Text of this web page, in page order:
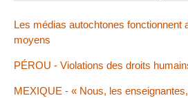
Les médias autochtones fonctionnent
moyens
PÉROU - Violations des droits
MEXIQUE - « Nous, les